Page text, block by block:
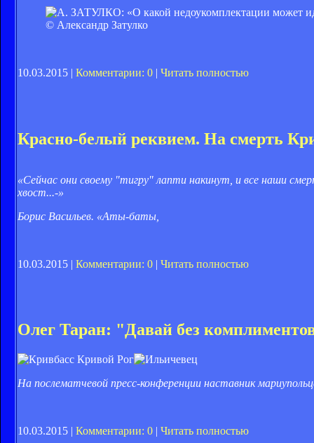
© Александр Затулко
10.03.2015 | Комментарии: 0 | Читать полностью
Красно-белый реквием. На смерть
«Сейчас они своему "тигру" лапти накинут, и все наши
хвост...-»
Борис Васильев. «Аты-баты,
10.03.2015 | Комментарии: 0 | Читать полностью
Олег Таран: "Давай без
На послематчевой пресс-конференции наставник
10.03.2015 | Комментарии: 0 | Читать полностью